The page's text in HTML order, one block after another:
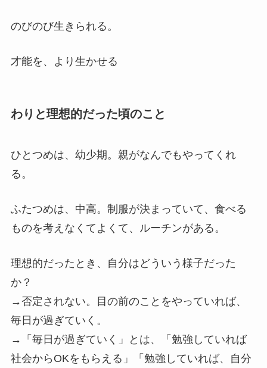
のびのび生きられる。
才能を、より生かせる
わりと理想的だった頃のこと
ひとつめは、幼少期。親がなんでもやってくれ
る。
ふたつめは、中高。制服が決まっていて、食べる
ものを考えなくてよくて、ルーチンがある。
理想的だったとき、自分はどういう様子だった
か？
→否定されない。目の前のことをやっていれば、
毎日が過ぎていく。
→「毎日が過ぎていく」とは、「勉強していれば
社会からOKをもらえる」「勉強していれば、自分